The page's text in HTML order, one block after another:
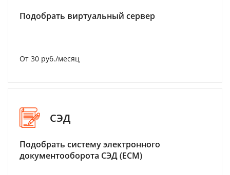
Подобрать виртуальный сервер
От 30 руб./месяц
СЭД
Подобрать систему электронного
документооборота СЭД (ECM)